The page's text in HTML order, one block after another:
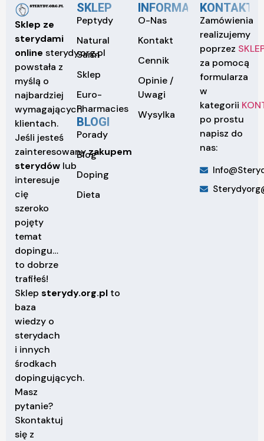
Sklep ze
sterydami
online sterydy.org.pl
powstała z
myślą o
najbardziej
wymagających
klientach.
Jeśli jesteś
zainteresowanyzakupem
sterydów lub
interesuje
cię
szeroko
pojęty
temat
dopingu…
to dobrze
trafiłeś!
Sklep sterydy.org.pl to
baza
wiedzy o
sterydach
i innych
środkach
dopingujących.
Masz
pytanie?
Skontaktuj
się z
SKLEP
Peptydy
Natural
Sarm
Sklep
Euro-
Pharmacies
BLOGI
Porady
Blog
Doping
Dieta
INFORMACJE
O-Nas
Kontakt
Cennik
Opinie /
Uwagi
Wysylka
KONTAKT
Zamówienia
realizujemy
poprzez
za pomocą
formularza
w
kategorii
po prostu
napisz do
nas: